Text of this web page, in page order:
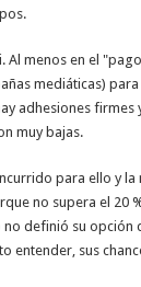
Al menos en el
mediáticas) para
adhesiones firmes
muy bajas.
para ello y la
no supera el 20
definió su opción
entender, sus